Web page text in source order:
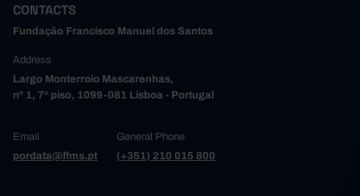
CONTACTS
Fundação Francisco Manuel dos Santos
Address
Largo Monterroio Mascarenhas,
nº 1, 7º piso, 1099-081 Lisboa - Portugal
Email
pordata@ffms.pt
General Phone
(+351) 210 015 800